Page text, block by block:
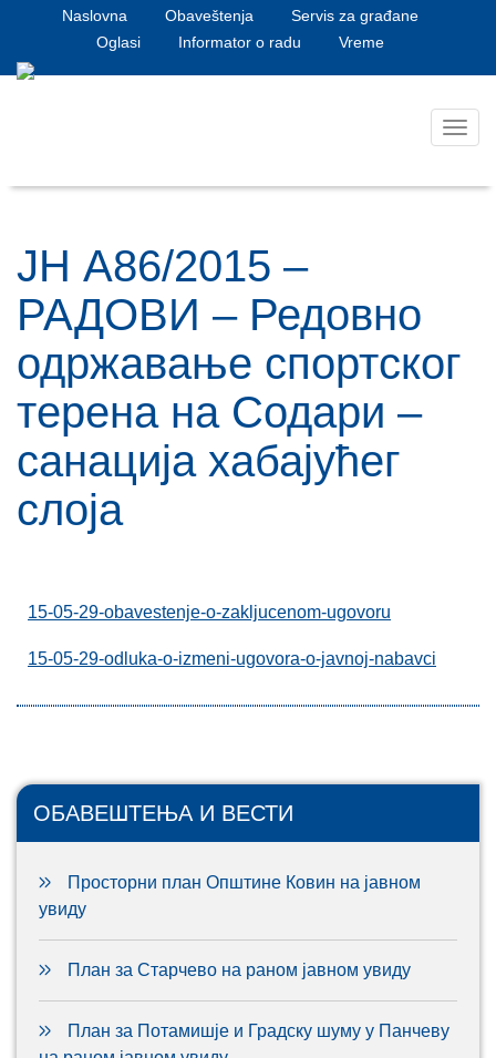
Naslovna Obaveštenja
Servis za građane
Oglasi
Informator o radu Vreme
JН А86/2015 –
РАДОВИ – Редовно
одржавање спортског
терена на Содари –
санација хабајућег
слоја
15-05-29-obavestenje-o-zakljucenom-ugovoru
15-05-29-odluka-o-izmeni-ugovora-o-javnoj-nabavci
ОБАВЕШТЕЊА И ВЕСТИ
Просторни план Општине Ковин на јавном
увиду
План за Старчево на раном јавном увиду
План за Потамишје и Градску шуму у Панчеву